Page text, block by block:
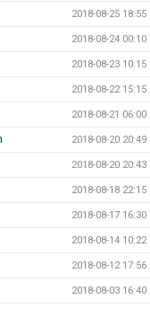
2018-08-25 18:55
2018-08-24 00:10
2018-08-23 10:15
2018-08-22 15:15
2018-08-21 06:00
2018-08-20 20:49
2018-08-20 20:43
2018-08-18 22:15
2018-08-17 16:30
2018-08-14 10:22
2018-08-12 17:56
2018-08-03 16:40